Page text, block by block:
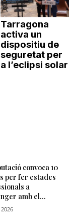
Tarragona
activa un
dispositiu de
seguretat per
a l’eclipsi solar